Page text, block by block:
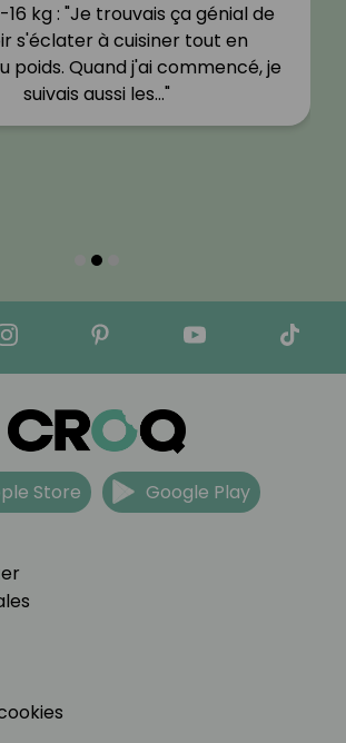
16 kg : "Je trouvais ça génial de
s'éclater à cuisiner tout en
poids. Quand j'ai commencé, je
suivais aussi les…"
Store Google Play